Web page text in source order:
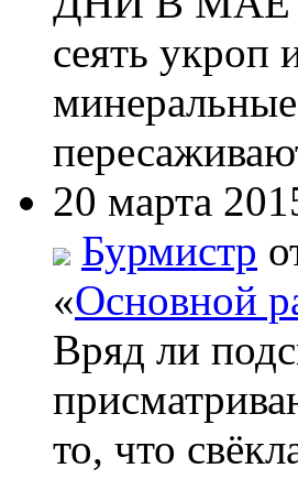
сеять укроп
20 марта
Бурмистр
«Основной
Вряд ли
то, что